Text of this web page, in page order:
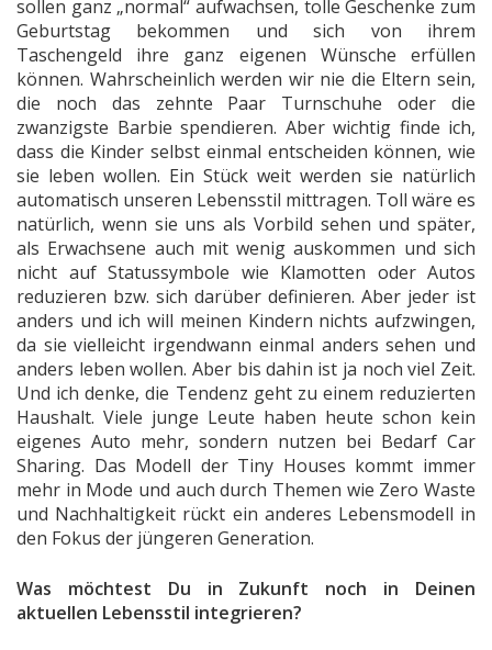
sollen ganz „normal“ aufwachsen, tolle Geschenke zum
Geburtstag bekommen und sich von ihrem
Taschengeld ihre ganz eigenen Wünsche erfüllen
können. Wahrscheinlich werden wir nie die Eltern sein,
die noch das zehnte Paar Turnschuhe oder die
zwanzigste Barbie spendieren. Aber wichtig finde ich,
dass die Kinder selbst einmal entscheiden können, wie
sie leben wollen. Ein Stück weit werden sie natürlich
automatisch unseren Lebensstil mittragen. Toll wäre es
natürlich, wenn sie uns als Vorbild sehen und später,
als Erwachsene auch mit wenig auskommen und sich
nicht auf Statussymbole wie Klamotten oder Autos
reduzieren bzw. sich darüber definieren. Aber jeder ist
anders und ich will meinen Kindern nichts aufzwingen,
da sie vielleicht irgendwann einmal anders sehen und
anders leben wollen. Aber bis dahin ist ja noch viel Zeit.
Und ich denke, die Tendenz geht zu einem reduzierten
Haushalt. Viele junge Leute haben heute schon kein
eigenes Auto mehr, sondern nutzen bei Bedarf Car
Sharing. Das Modell der Tiny Houses kommt immer
mehr in Mode und auch durch Themen wie Zero Waste
und Nachhaltigkeit rückt ein anderes Lebensmodell in
den Fokus der jüngeren Generation.
Was möchtest Du in Zukunft noch in Deinen
aktuellen Lebensstil integrieren?